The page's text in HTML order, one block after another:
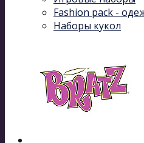
Fashion pack -
Наборы кукол